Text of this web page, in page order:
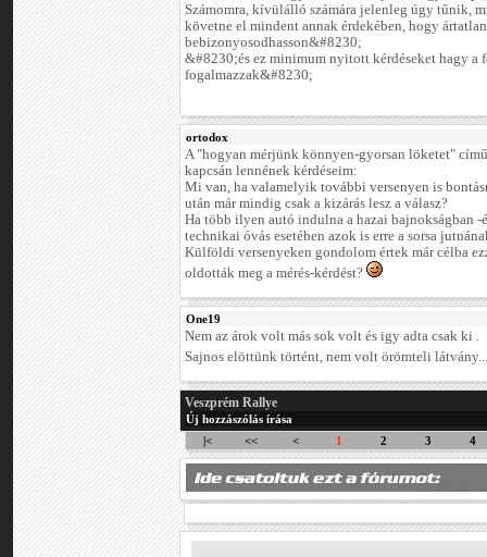
Számomra, kívülálló számára jelenleg úgy tűnik,
követne el mindent annak érdekében, hogy
bebizonyosodhasson&#8230;
&#8230;és ez minimum nyitott kérdéseket hagy a
fogalmazzak&#8230;
ortodox
A "hogyan mérjünk könnyen-gyorsan löketet"
kapcsán lennének kérdéseim:
Mi van, ha valamelyik további versenyen is
után már mindig csak a kizárás lesz a válasz?
Ha több ilyen autó indulna a hazai bajnokságban -
technikai óvás esetében azok is erre a sorsa
Külföldi versenyeken gondolom értek már célba
oldották meg a mérés-kérdést?
One19
Nem az árok volt más sok volt és igy adta csak ki .
Sajnos elöttünk történt, nem volt örömteli
Veszprém Rallye
Új hozzászólás írása
|<
<< < 1 2 3 4